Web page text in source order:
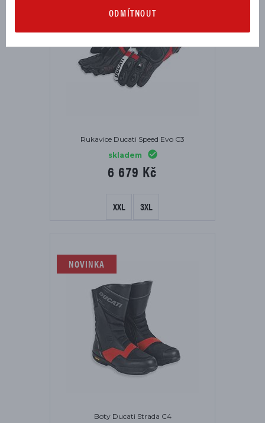
Rukavice Ducati Speed Evo C3
skladem
6 679 Kč
XXL 3XL
NOVINKA
Boty Ducati Strada C4
ODMÍTNOUT